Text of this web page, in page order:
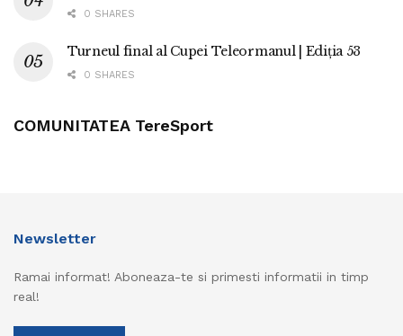
0 SHARES
Turneul final al Cupei Teleormanul | Ediția 53
0 SHARES
COMUNITATEA TereSport
Newsletter
Ramai informat! Aboneaza-te si primesti informatii in timp
real!